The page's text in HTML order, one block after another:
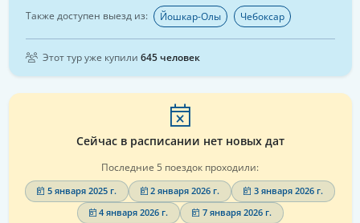
Сейчас в расписании нет новых дат
Последние 5 поездок проходили:
5 января 2025 г. 2 января 2026 г.
3 января 2026 г.
4 января 2026 г.
7 января 2026 г.
Также доступен выезд из:
Йошкар-Олы Чебоксар
Этот тур уже купили 645 человек